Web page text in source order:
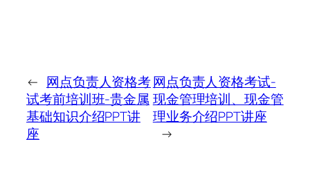
← 网点负责人资格考
试考前培训班-贵金属
基础知识介绍PPT讲
座
网点负责人资格考试-
现金管理培训、现金管
理业务介绍PPT讲座
→